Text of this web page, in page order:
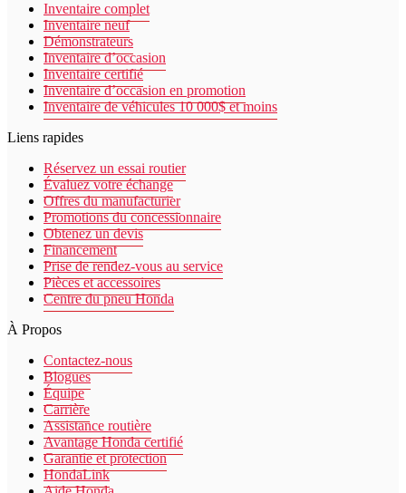
Inventaire complet
Inventaire neuf
Démonstrateurs
Inventaire d’occasion
Inventaire certifié
Inventaire d’occasion en promotion
Inventaire de véhicules 10 000$ et moins
Liens rapides
Réservez un essai routier
Évaluez votre échange
Offres du manufacturier
Promotions du concessionnaire
Obtenez un devis
Financement
Prise de rendez-vous au service
Pièces et accessoires
Centre du pneu Honda
À Propos
Contactez-nous
Blogues
Équipe
Carrière
Assistance routière
Avantage Honda certifié
Garantie et protection
HondaLink